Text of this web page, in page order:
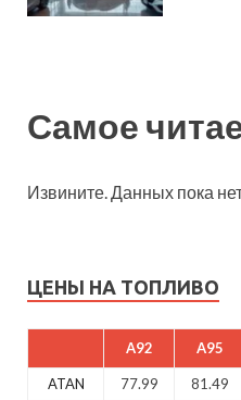
Самое
Извините. Данных пока
ЦЕНЫ НА ТОПЛИВО
A92 A95
ATAN 77.99 81.49